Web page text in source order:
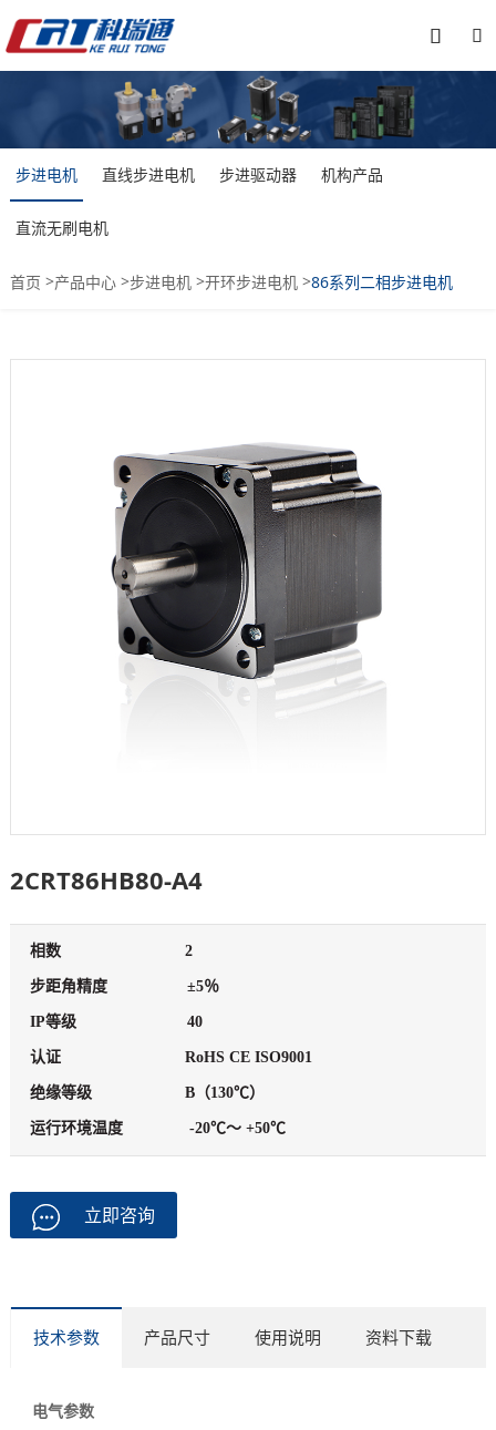


步进电机 直线步进电机 步进驱动器 机构产品
直流无刷电机
首页 >产品中心>步进电机>开环步进电机>86系列二相步进电机
2CRT86HB80-A4
相数 2
步距角精度 ±5％
IP等级 40
认证 RoHS CE ISO9001
绝缘等级 B（130℃）
运行环境温度 -20℃～ +50℃
立即咨询
技术参数 产品尺寸 使用说明 资料下载
电气参数